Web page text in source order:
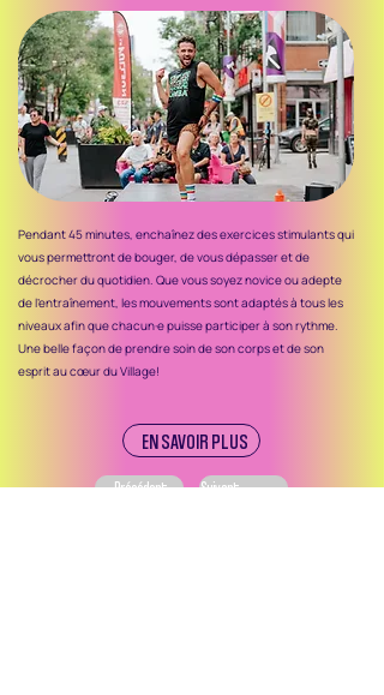
Pendant 45 minutes, enchaînez des exercices stimulants qui
vous permettront de bouger, de vous dépasser et de
décrocher du quotidien. Que vous soyez novice ou adepte
de l'entraînement, les mouvements sont adaptés à tous les
niveaux afin que chacun·e puisse participer à son rythme.
Une belle façon de prendre soin de son corps et de son
esprit au cœur du Village!
EN SAVOIR PLUS
Précédent Suivant